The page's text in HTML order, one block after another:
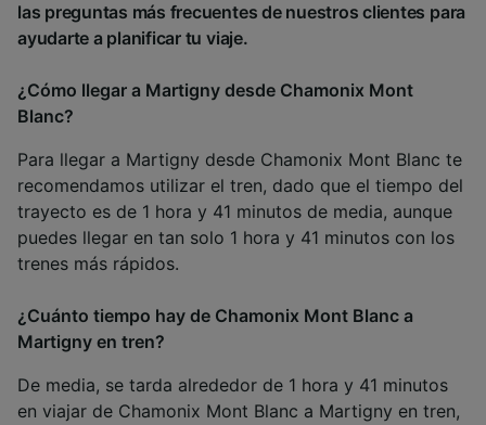
las preguntas más frecuentes de nuestros clientes para
ayudarte a planificar tu viaje.
¿Cómo llegar a Martigny desde Chamonix Mont
Blanc?
Para llegar a Martigny desde Chamonix Mont Blanc te
recomendamos utilizar el tren, dado que el tiempo del
trayecto es de 1 hora y 41 minutos de media, aunque
puedes llegar en tan solo 1 hora y 41 minutos con los
trenes más rápidos.
¿Cuánto tiempo hay de Chamonix Mont Blanc a
Martigny en tren?
De media, se tarda alrededor de 1 hora y 41 minutos
en viajar de Chamonix Mont Blanc a Martigny en tren,